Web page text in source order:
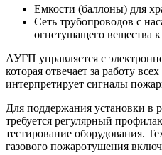
Емкости (баллоны) для
Сеть трубопроводов с
огнетушащего вещества
АУГП управляется с
которая отвечает за работу
интерпретирует сигналы
Для поддержания установки в
требуется регулярный
тестирование оборудования.
газового пожаротушения